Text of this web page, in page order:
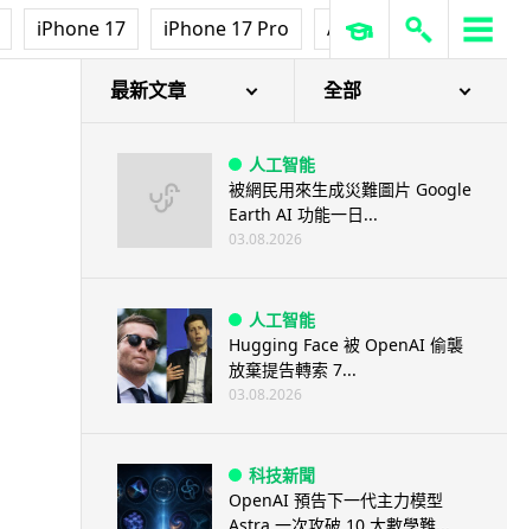
iPhone 17 iPhone 17 Pro AirPods Pro 3
最新文章 全部
人工智能
被網民用來生成災難圖片 Google
Earth AI 功能一日...
03.08.2026
人工智能
Hugging Face 被 OpenAI 偷襲
放棄提告轉索 7...
03.08.2026
科技新聞
OpenAI 預告下一代主力模型